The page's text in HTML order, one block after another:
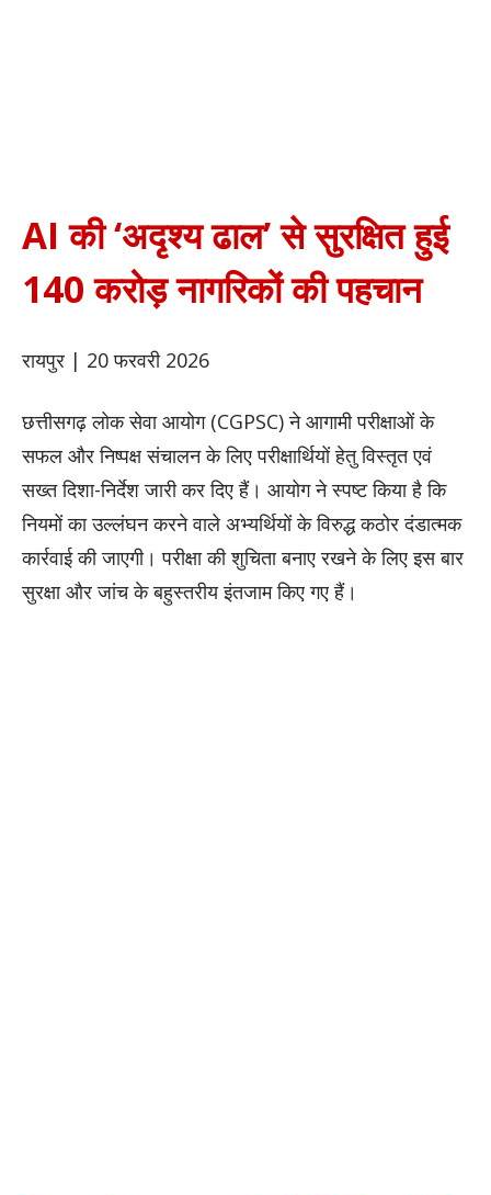
AI की ‘अदृश्य ढाल’ से सुरक्षित हुई
140 करोड़ नागरिकों की पहचान
रायपुर | 20 फरवरी 2026
छत्तीसगढ़ लोक सेवा आयोग (CGPSC) ने आगामी परीक्षाओं के
सफल और निष्पक्ष संचालन के लिए परीक्षार्थियों हेतु विस्तृत एवं
सख्त दिशा-निर्देश जारी कर दिए हैं। आयोग ने स्पष्ट किया है कि
नियमों का उल्लंघन करने वाले अभ्यर्थियों के विरुद्ध कठोर दंडात्मक
कार्रवाई की जाएगी। परीक्षा की शुचिता बनाए रखने के लिए इस बार
सुरक्षा और जांच के बहुस्तरीय इंतजाम किए गए हैं।